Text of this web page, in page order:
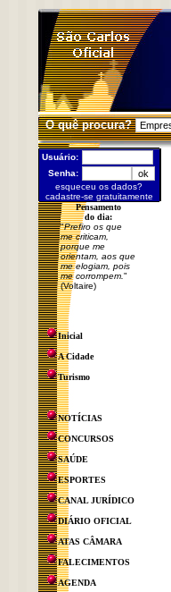
O quê procura?
Usuário:
Senha:
esqueceu os dados?
cadastre-se gratuitamente
Pensamento
do dia:
"Prefiro os que
me criticam,
porque me
orientam, aos que
me elogiam, pois
me corrompem. "
(Voltaire)
Inicial
A Cidade
Turismo
NOTÍCIAS
CONCURSOS
SAÚDE
ESPORTES
CANAL JURÍDICO
DIÁRIO OFICIAL
ATAS CÂMARA
FALECIMENTOS
AGENDA